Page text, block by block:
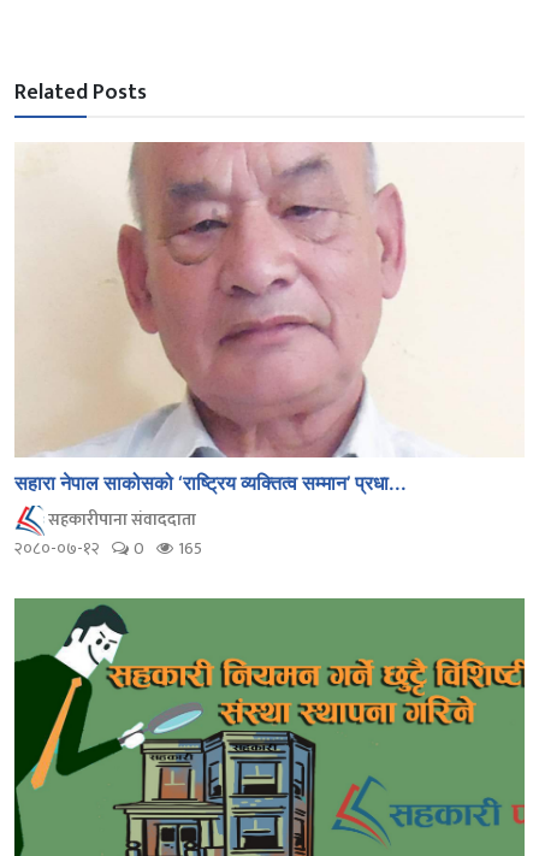
Related Posts
सहारा नेपाल साकोसको ‘राष्ट्रिय व्यक्तित्व सम्मान’ प्रधा...
सहकारीपाना संवाददाता
२०८०-०७-१२
0 165